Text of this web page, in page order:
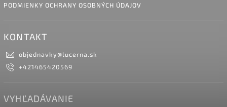
PODMIENKY OCHRANY OSOBNÝCH ÚDAJOV
KONTAKT
objednavky@lucerna.sk
+421465420569
VYHĽADÁVANIE